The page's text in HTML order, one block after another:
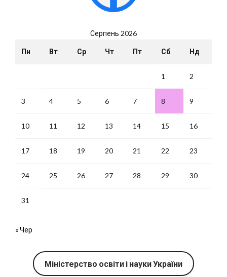
Серпень 2026
Пн Вт Ср Чт Пт Сб Нд
1 2
3 4 5 6 7 8 9
10 11 12 13 14 15 16
17 18 19 20 21 22 23
24 25 26 27 28 29 30
31
« Чер
Міністерство освіти і науки України